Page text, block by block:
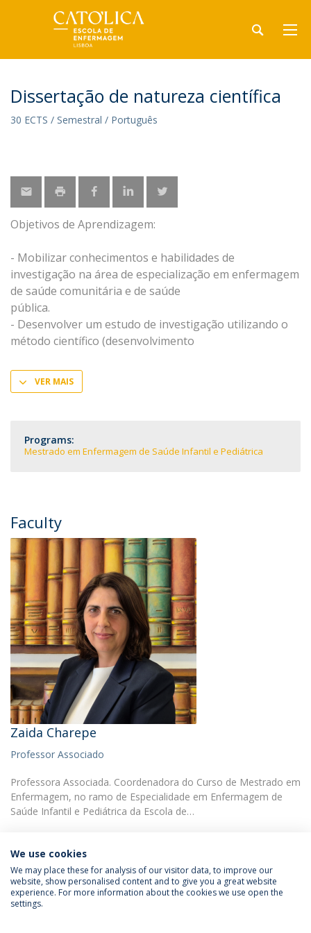
Dissertação de natureza científica
30 ECTS / Semestral / Português
Objetivos de Aprendizagem:
- Mobilizar conhecimentos e habilidades de
investigação na área de especialização em enfermagem
de saúde comunitária e de saúde
pública.
- Desenvolver um estudo de investigação utilizando o
método científico (desenvolvimento
VER MAIS
Programs:
Mestrado em Enfermagem de Saúde Infantil e Pediátrica
Faculty
Zaida Charepe
Professor Associado
Professora Associada. Coordenadora do Curso de Mestrado em
Enfermagem, no ramo de Especialidade em Enfermagem de
Saúde Infantil e Pediátrica da Escola de…
Política de Privacidade
Termos e Condições
We use cookies
We may place these for analysis of our visitor data, to improve our
website, show personalised content and to give you a great website
experience. For more information about the cookies we use open the
settings.